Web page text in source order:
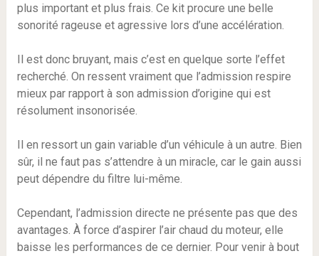
plus important et plus frais. Ce kit procure une belle
sonorité rageuse et agressive lors d’une accélération.
Il est donc bruyant, mais c’est en quelque sorte l’effet
recherché. On ressent vraiment que l’admission respire
mieux par rapport à son admission d’origine qui est
résolument insonorisée.
Il en ressort un gain variable d’un véhicule à un autre. Bien
sûr, il ne faut pas s’attendre à un miracle, car le gain aussi
peut dépendre du filtre lui-même.
Cependant, l’admission directe ne présente pas que des
avantages. À force d’aspirer l’air chaud du moteur, elle
baisse les performances de ce dernier. Pour venir à bout